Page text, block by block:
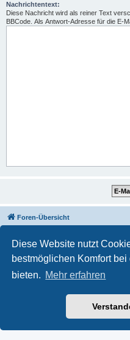
Diese Website nutzt
bestmöglichen Komfort bei
bieten. Mehr erfahren
Nachrichtentext:
Diese Nachricht wird als reiner Text
BBCode. Als Antwort-Adresse für die E-
Foren-Übersicht
Powered by phpBB
®
Deutsche